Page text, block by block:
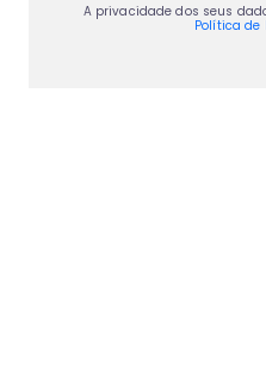
A privacidade dos seus
Política de